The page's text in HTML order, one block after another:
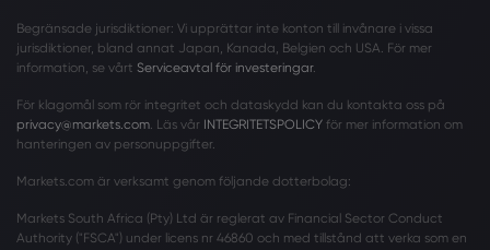
Begränsade jurisdiktioner: Vi upprättar inte konton till invånare i vissa
jurisdiktioner, bland annat Japan, Kanada, Belgien och USA. För mer
information, se vårt Serviceavtal för investeringar.
För klagomål som rör integritet och dataskydd kan du kontakta oss på
privacy@markets.com . Läs vår INTEGRITETSPOLICY för mer information om
hanteringen av personuppgifter.
Markets.com är verksamt genom följande dotterbolag:
Markets South Africa (Pty) Ltd är reglerat av Financial Sector Conduct
Authority ("FSCA") under licens nr 46860 och med tillstånd att verka som en